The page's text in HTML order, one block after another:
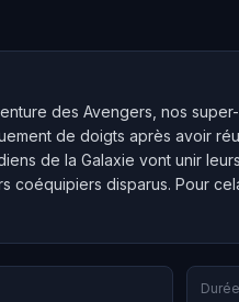
des Avengers, nos
de doigts après avoir
de la Galaxie vont unir
coéquipiers disparus. Pour
Durée